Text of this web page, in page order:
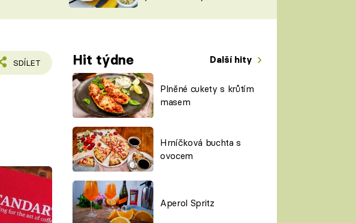
ŠÉFREDAKTORKY
ČASOPIS
SDÍLET Hit týdne Další hity
Plněné cukety s krůtím
masem
Hrníčková buchta s
ovocem
Aperol Spritz